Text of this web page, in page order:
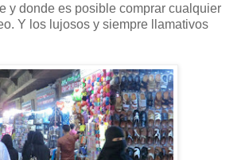
y donde es posible comprar cualquier
Y los lujosos y siempre llamativos